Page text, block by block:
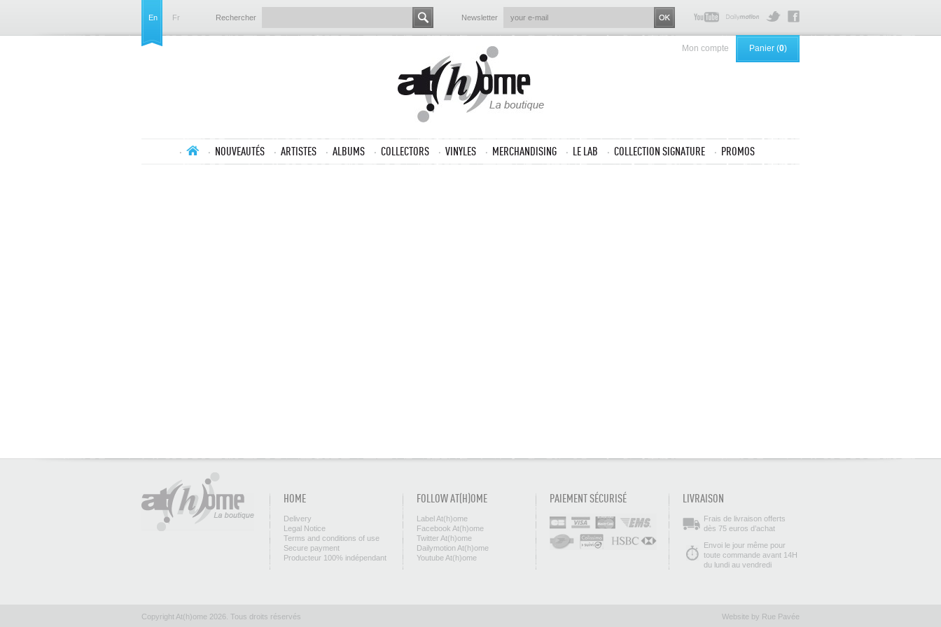
En Fr Rechercher Newsletter
Mon compte Panier (0)
NOUVEAUTÉS ARTISTES ALBUMS COLLECTORS VINYLES MERCHANDISING LE LAB COLLECTION SIGNATURE PROMOS
HOME
Delivery
Legal Notice
Terms and conditions of use
Secure payment
Producteur 100% indépendant
FOLLOW AT(H)OME
Label At(h)ome
Facebook At(h)ome
Twitter At(h)ome
Dailymotion At(h)ome
Youtube At(h)ome
PAIEMENT SÉCURISÉ LIVRAISON
Frais de livraison offerts
dès 75 euros d’achat
Envoi le jour même pour
toute commande avant 14H
du lundi au vendredi
Copyright At(h)ome 2026. Tous droits réservés Website by Rue Pavée